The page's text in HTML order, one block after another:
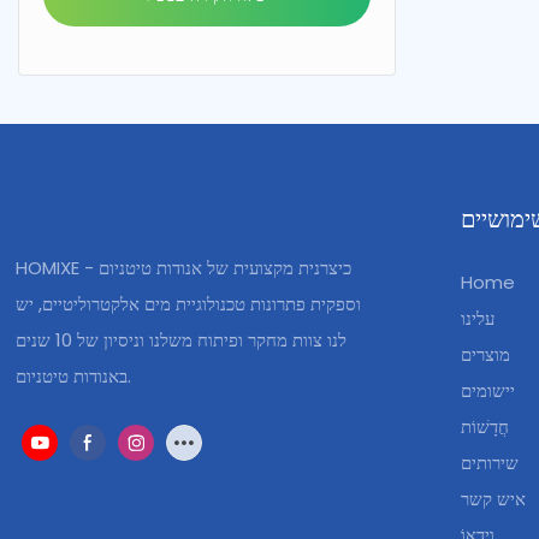
HOMIXE - כיצרנית מקצועית של אנודות טיטניום
וספקית פתרונות טכנולוגיית מים אלקטרוליטיים, יש
לנו צוות מחקר ופיתוח משלנו וניסיון של 10 שנים
באנודות טיטניום.
Home
עלינו
מוצרים
יישומים
חֲדָשׁוֹת
שירותים
איש קשר